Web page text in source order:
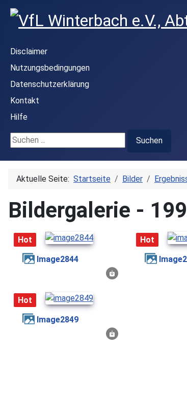
Disclaimer
Nutzungsbedingungen
Datenschutzerklärung
Kontakt
Hilfe
Suchen ...
Suchen
Aktuelle Seite: Startseite Bilder
Bildergalerie -
Hot
image2844
Hot
Hot
image2849